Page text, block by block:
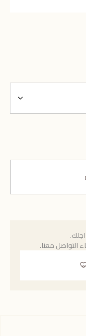
التواصل معنا.